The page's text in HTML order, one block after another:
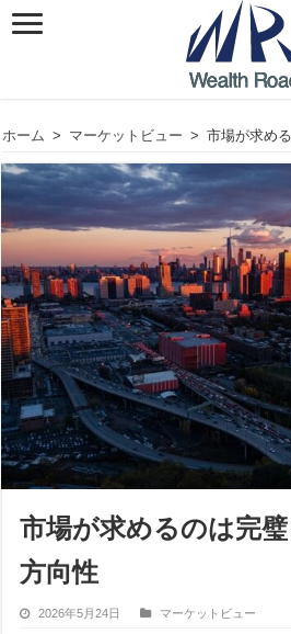
ホーム > マーケットビュー > 市場が求め
市場が求めるのは完璧
方向性
2026年5月24日 マーケットビュー